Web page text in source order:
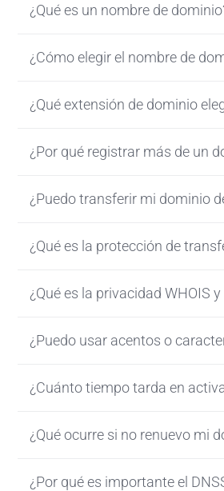
¿Qué es un nombre de
¿Cómo elegir el nombre de
¿Qué extensión de dominio
¿Por qué registrar más de un
¿Puedo transferir mi dominio
¿Qué es la protección de
¿Qué es la privacidad WHOIS
¿Puedo usar acentos o
¿Cuánto tiempo tarda en
¿Qué ocurre si no renuevo mi
¿Por qué es importante el